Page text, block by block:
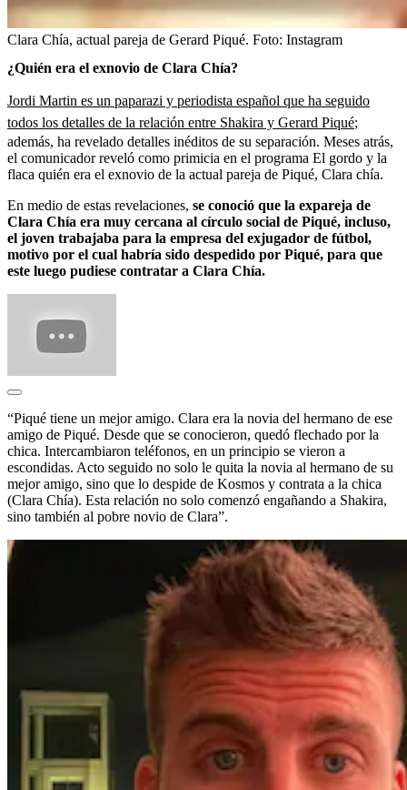
Clara Chía, actual pareja de Gerard Piqué. Foto: Instagram
¿Quién era el exnovio de Clara Chía?
Jordi Martin es un paparazi y periodista español que ha seguido
todos los detalles de la relación entre Shakira y Gerard Piqué;
además, ha revelado detalles inéditos de su separación. Meses atrás,
el comunicador reveló como primicia en el programa El gordo y la
flaca quién era el exnovio de la actual pareja de Piqué, Clara chía.
En medio de estas revelaciones, se conoció que la expareja de
Clara Chía era muy cercana al círculo social de Piqué, incluso,
el joven trabajaba para la empresa del exjugador de fútbol,
motivo por el cual habría sido despedido por Piqué, para que
este luego pudiese contratar a Clara Chía.
“Piqué tiene un mejor amigo. Clara era la novia del hermano de ese
amigo de Piqué. Desde que se conocieron, quedó flechado por la
chica. Intercambiaron teléfonos, en un principio se vieron a
escondidas. Acto seguido no solo le quita la novia al hermano de su
mejor amigo, sino que lo despide de Kosmos y contrata a la chica
(Clara Chía). Esta relación no solo comenzó engañando a Shakira,
sino también al pobre novio de Clara”.